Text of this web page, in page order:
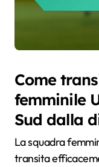
Come
femminile
Sud dalla
La squadra
transita